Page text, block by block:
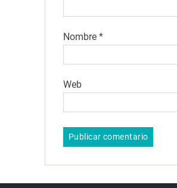
Nombre *
Web